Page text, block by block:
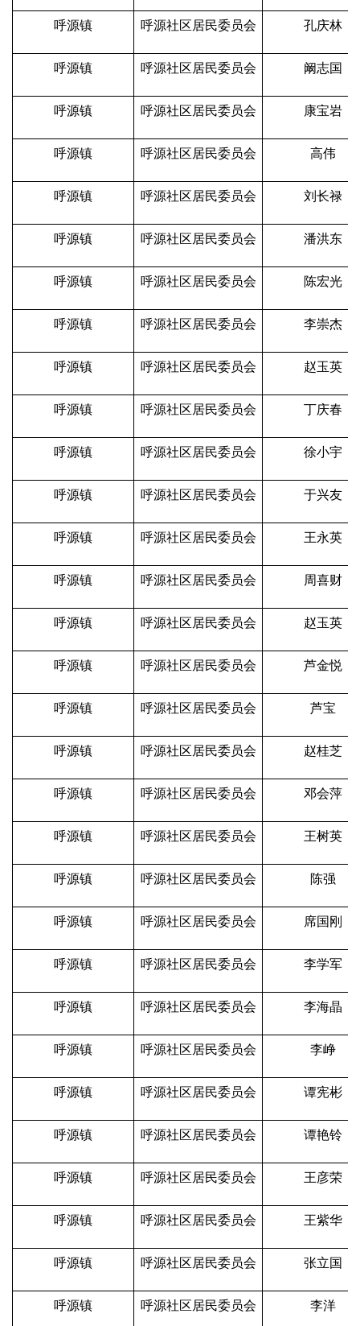
呼源镇 呼源社区居民委员会 孔庆林
呼源镇 呼源社区居民委员会 阚志国
呼源镇 呼源社区居民委员会 康宝岩
呼源镇 呼源社区居民委员会 高伟
呼源镇 呼源社区居民委员会 刘长禄
呼源镇 呼源社区居民委员会 潘洪东
呼源镇 呼源社区居民委员会 陈宏光
呼源镇 呼源社区居民委员会 李崇杰
呼源镇 呼源社区居民委员会 赵玉英
呼源镇 呼源社区居民委员会 丁庆春
呼源镇 呼源社区居民委员会 徐小宇
呼源镇 呼源社区居民委员会 于兴友
呼源镇 呼源社区居民委员会 王永英
呼源镇 呼源社区居民委员会 周喜财
呼源镇 呼源社区居民委员会 赵玉英
呼源镇 呼源社区居民委员会 芦金悦
呼源镇 呼源社区居民委员会 芦宝
呼源镇 呼源社区居民委员会 赵桂芝
呼源镇 呼源社区居民委员会 邓会萍
呼源镇 呼源社区居民委员会 王树英
呼源镇 呼源社区居民委员会 陈强
呼源镇 呼源社区居民委员会 席国刚
呼源镇 呼源社区居民委员会 李学军
呼源镇 呼源社区居民委员会 李海晶
呼源镇 呼源社区居民委员会 李峥
呼源镇 呼源社区居民委员会 谭宪彬
呼源镇 呼源社区居民委员会 谭艳铃
呼源镇 呼源社区居民委员会 王彦荣
呼源镇 呼源社区居民委员会 王紫华
呼源镇 呼源社区居民委员会 张立国
呼源镇 呼源社区居民委员会 李洋